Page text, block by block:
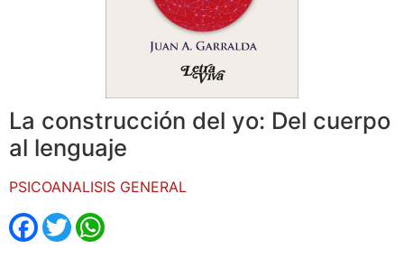
La construcción del yo: Del cuerpo
al lenguaje
PSICOANALISIS GENERAL
Facebook
Twitter